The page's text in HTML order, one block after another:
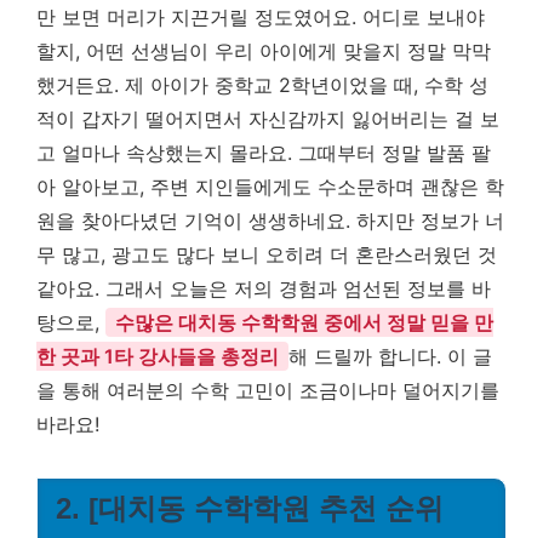
만 보면 머리가 지끈거릴 정도였어요. 어디로 보내야
할지, 어떤 선생님이 우리 아이에게 맞을지 정말 막막
했거든요. 제 아이가 중학교 2학년이었을 때, 수학 성
적이 갑자기 떨어지면서 자신감까지 잃어버리는 걸 보
고 얼마나 속상했는지 몰라요. 그때부터 정말 발품 팔
아 알아보고, 주변 지인들에게도 수소문하며 괜찮은 학
원을 찾아다녔던 기억이 생생하네요. 하지만 정보가 너
무 많고, 광고도 많다 보니 오히려 더 혼란스러웠던 것
같아요. 그래서 오늘은 저의 경험과 엄선된 정보를 바
탕으로,
수많은 대치동 수학학원 중에서 정말 믿을 만
한 곳과 1타 강사들을 총정리 해 드릴까 합니다. 이 글
을 통해 여러분의 수학 고민이 조금이나마 덜어지기를
바라요!
2. [대치동 수학학원 추천 순위